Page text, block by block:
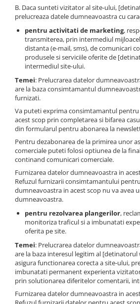
B. Daca sunteti vizitator al site-ului,
prelucreaza datele dumneavoastra cu
pentru activitati de marketing,
transmiterea, prin intermediul
distanta (e-mail, sms), de comunicari
produsele si serviciile oferite de
intermediul site-ului.
Temei: Prelucrarea datelor
are la baza consimtamantul
furnizati.
Va puteti exprima consimtamantul
acest scop prin completarea si bifarea
din formularul pentru abonarea la
Pentru dezabonarea de la primirea unor
comerciale puteti folosi optiunea de la
continand comunicari comerciale.
Furnizarea datelor dumneavoastra in
Refuzul furnizarii consimtamantului
dumneavoastra in acest scop nu va avea
dumneavoastra.
pentru rezolvarea plangerilor,
monitoriza traficul si a imbunatati
oferita pe site.
Temei: Prelucrarea datelor
are la baza interesul legitim al [detinatorul
asigura functionarea corecta a site-ului,
imbunatati permanent experienta
prin solutionarea diferitelor comentarii,
Furnizarea datelor dumneavoastra in